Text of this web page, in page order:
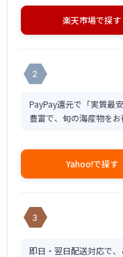
楽天市場で探す
2
PayPay還元で「実質最
豊富で、旬の海産物をお
Yahoo!で探す
3
即日・翌日配送対応で